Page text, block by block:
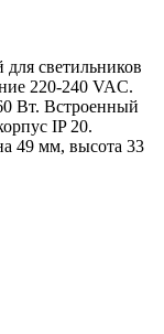
для светильников
220-240 VAC.
Вт. Встроенный
IP 20.
49 мм, высота 33